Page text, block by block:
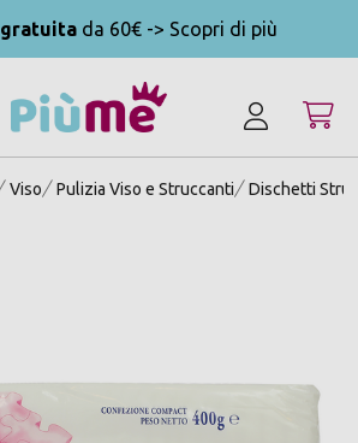
gratuita da 60€ -> Scopri di più
Viso Pulizia Viso e Struccanti Dischetti